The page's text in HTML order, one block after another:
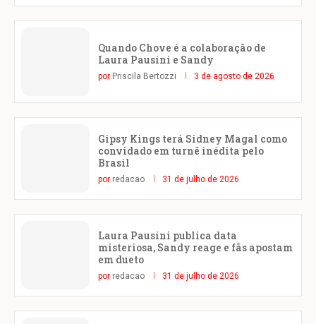
Quando Chove é a colaboração de
Laura Pausini e Sandy
por Priscila Bertozzi 3 de agosto de 2026
Gipsy Kings terá Sidney Magal como
convidado em turnê inédita pelo
Brasil
por redacao 31 de julho de 2026
Laura Pausini publica data
misteriosa, Sandy reage e fãs apostam
em dueto
por redacao 31 de julho de 2026